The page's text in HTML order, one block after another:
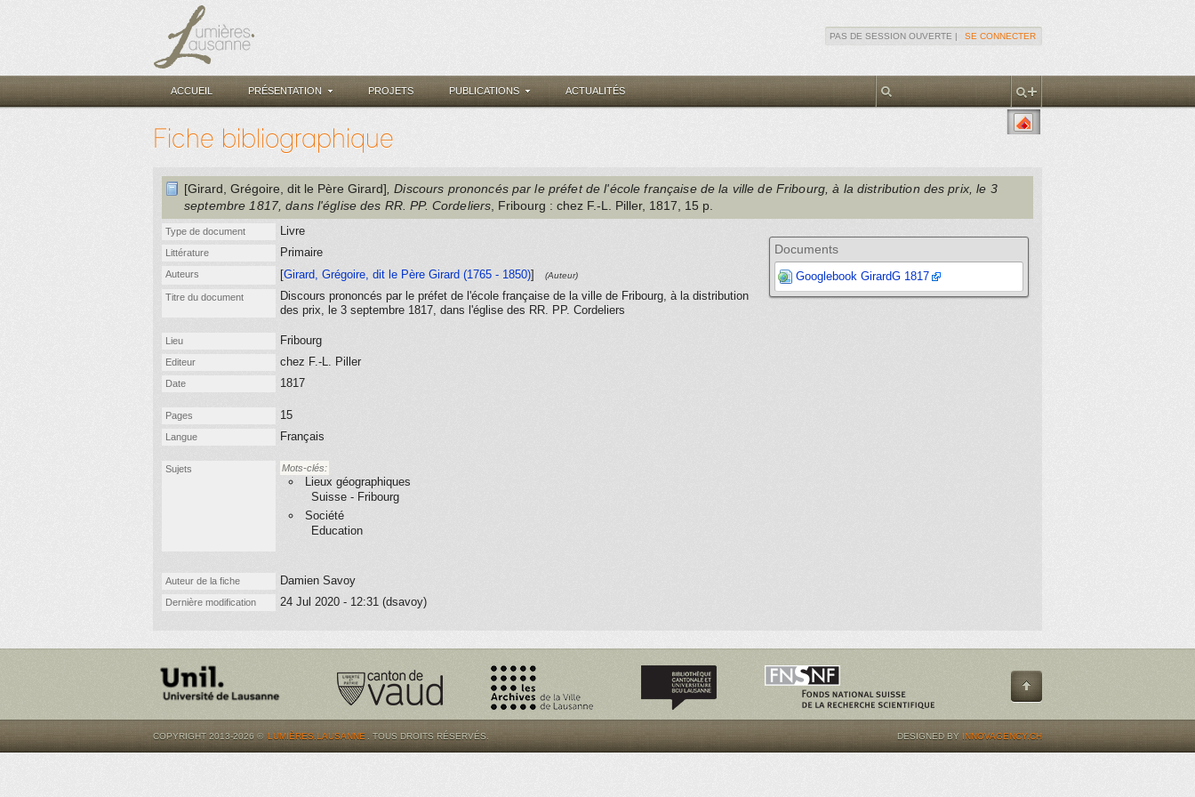
PAS DE SESSION OUVERTE | SE CONNECTER
ACCUEIL PRÉSENTATION PROJETS PUBLICATIONS ACTUALITÉS
Fiche bibliographique
[Girard, Grégoire, dit le Père Girard] , Discours prononcés par le préfet de l'école française de la ville de Fribourg, à la distribution des prix, le 3
septembre 1817, dans l'église des RR. PP. Cordeliers , Fribourg : chez F.-L. Piller, 1817 , 15 p.
Documents
Googlebook GirardG 1817
Type de document Livre
Littérature Primaire
Auteurs [Girard, Grégoire, dit le Père Girard (1765 - 1850)] (Auteur)
Titre du document
Discours prononcés par le préfet de l'école française de la ville de Fribourg, à la distribution
des prix, le 3 septembre 1817, dans l'église des RR. PP. Cordeliers
Lieu Fribourg
Editeur chez F.-L. Piller
Date 1817
Pages 15
Langue Français
Sujets Mots-clés:
Lieux géographiques
Suisse - Fribourg
Société
Education
Auteur de la fiche Damien Savoy
Dernière modification 24 Jul 2020 - 12:31 (dsavoy)
COPYRIGHT 2013-2026 © LUMIÈRES.LAUSANNE . TOUS DROITS RÉSERVÉS. DESIGNED BY INNOVAGENCY.CH